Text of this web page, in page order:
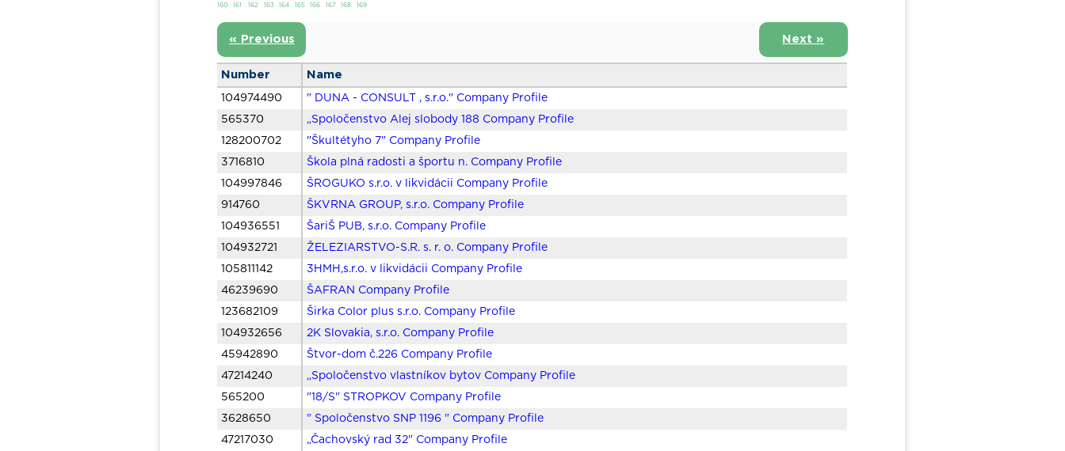
160
161 162 163 164 165 166 167 168 169
« Previous Next »
Number Name
104974490
" DUNA - CONSULT , s.r.o." Company Profile
565370
„Spoločenstvo Alej slobody 188 Company Profile
128200702
"Škultétyho 7" Company Profile
3716810
Škola plná radosti a športu n. Company Profile
104997846
ŠROGUKO s.r.o. v likvidácii Company Profile
914760
ŠKVRNA GROUP, s.r.o. Company Profile
104936551
ŠariŠ PUB, s.r.o. Company Profile
104932721
ŽELEZIARSTVO-S.R. s. r. o. Company Profile
105811142
3HMH,s.r.o. v likvidácii Company Profile
46239690
ŠAFRAN Company Profile
123682109
Širka Color plus s.r.o. Company Profile
104932656
2K Slovakia, s.r.o. Company Profile
45942890
Štvor-dom č.226 Company Profile
47214240
„Spoločenstvo vlastníkov bytov Company Profile
565200
"18/S" STROPKOV Company Profile
3628650
" Spoločenstvo SNP 1196 " Company Profile
47217030
„Čachovský rad 32" Company Profile